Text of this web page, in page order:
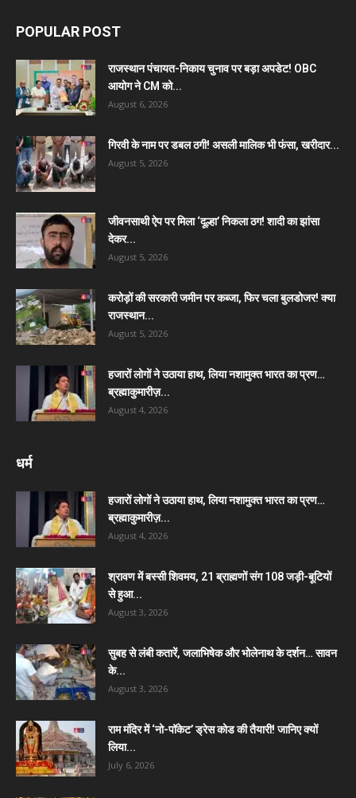
POPULAR POST
राजस्थान पंचायत-निकाय चुनाव पर बड़ा अपडेट! OBC
आयोग ने CM को...
August 6, 2026
गिरवी के नाम पर डबल ठगी! असली मालिक भी फंसा, खरीदार...
August 5, 2026
जीवनसाथी ऐप पर मिला ‘दूल्हा’ निकला ठग! शादी का झांसा
देकर...
August 5, 2026
करोड़ों की सरकारी जमीन पर कब्जा, फिर चला बुलडोजर! क्या
राजस्थान...
August 5, 2026
हजारों लोगों ने उठाया हाथ, लिया नशामुक्त भारत का प्रण…
ब्रह्माकुमारीज़...
August 4, 2026
धर्म
हजारों लोगों ने उठाया हाथ, लिया नशामुक्त भारत का प्रण…
ब्रह्माकुमारीज़...
August 4, 2026
श्रावण में बस्सी शिवमय, 21 ब्राह्मणों संग 108 जड़ी-बूटियों
से हुआ...
August 3, 2026
सुबह से लंबी कतारें, जलाभिषेक और भोलेनाथ के दर्शन… सावन
के...
August 3, 2026
राम मंदिर में ‘नो-पॉकेट’ ड्रेस कोड की तैयारी! जानिए क्यों
लिया...
July 6, 2026